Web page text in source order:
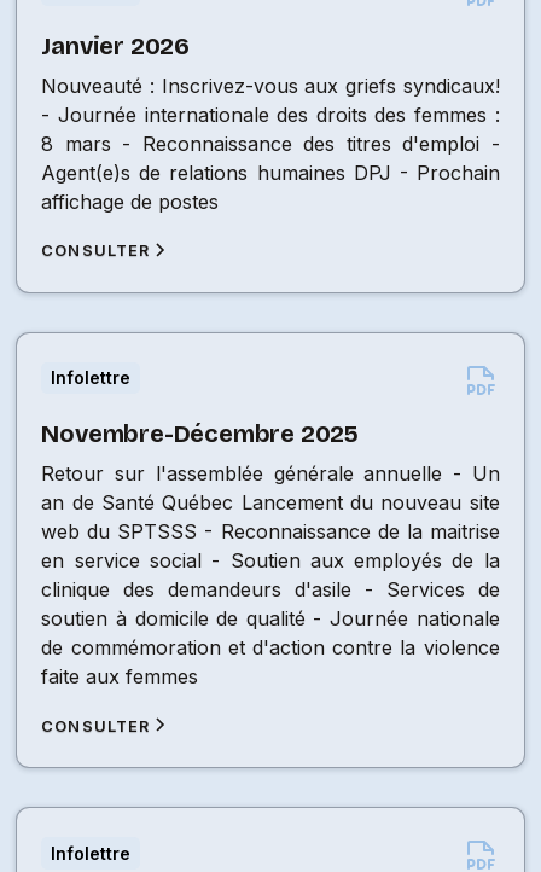
Janvier 2026
Nouveauté : Inscrivez-vous aux griefs syndicaux!
- Journée internationale des droits des femmes :
8 mars - Reconnaissance des titres d'emploi -
Agent(e)s de relations humaines DPJ - Prochain
affichage de postes
CONSULTER
Infolettre
Novembre-Décembre 2025
Retour sur l'assemblée générale annuelle - Un
an de Santé Québec Lancement du nouveau site
web du SPTSSS - Reconnaissance de la maitrise
en service social - Soutien aux employés de la
clinique des demandeurs d'asile - Services de
soutien à domicile de qualité - Journée nationale
de commémoration et d'action contre la violence
faite aux femmes
CONSULTER
Infolettre